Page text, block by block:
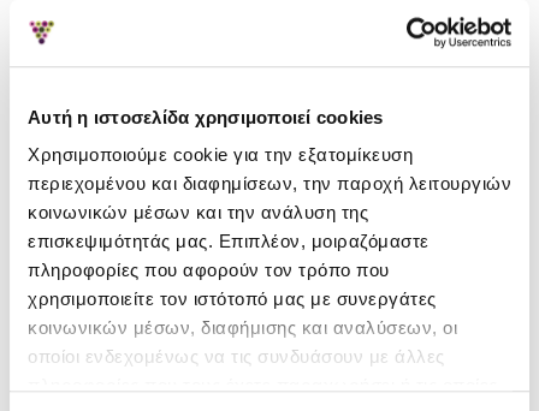
Αυτή η ιστοσελίδα χρησιμοποιεί cookies
Χρησιμοποιούμε cookie για την εξατομίκευση
περιεχομένου και διαφημίσεων, την παροχή λειτουργιών
κοινωνικών μέσων και την ανάλυση της
επισκεψιμότητάς μας. Επιπλέον, μοιραζόμαστε
πληροφορίες που αφορούν τον τρόπο που
χρησιμοποιείτε τον ιστότοπό μας με συνεργάτες
κοινωνικών μέσων, διαφήμισης και αναλύσεων, οι
οποίοι ενδεχομένως να τις συνδυάσουν με άλλες
Anges). Ο Bache-Gabrielsen ισχυρίζεται ότι: «Πουθενά
στον κόσμο δεν υπάρχουν πολλοί άγγελοι, πέρα από το
Cognac!». Όσον αφορά τον όγκο, η εξάτμιση ισοδυναμεί με
πραγματικά αλήθεια ότι θα λάβουμε την ανταμοιβή μας
στον ουρανό ...;
Μόνο 1 Διαθέσιμο